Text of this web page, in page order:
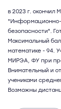
в 2023 г. окончил
"Информационно-
безопасности".
Максимальный
математике - 94.
МИРЭА, ФУ при
Внимательный и
учениками
Возможны